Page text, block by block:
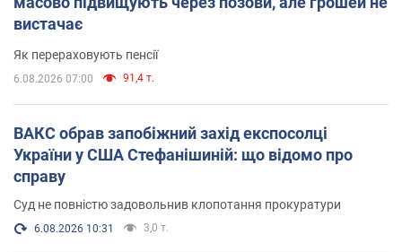
вистачає
Як перераховують пенсії
6.08.2026 07:00 91,4 т.
ВАКС обрав запобіжний захід експосолці
України у США Стефанішиній: що відомо про
справу
Суд не повністю задовольнив клопотання прокуратури
6.08.2026 10:31 3,0 т.